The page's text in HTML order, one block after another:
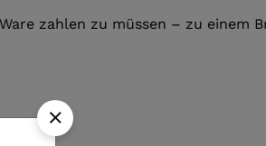
zahlen zu müssen – zu einem